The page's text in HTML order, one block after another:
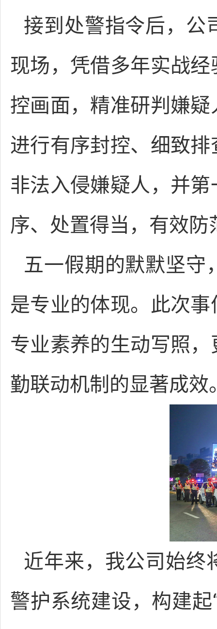
接到处警指令后，公
现场，凭借多年实战
控画面，精准研判嫌
进行有序封控、细致
非法入侵嫌疑人，并
序、处置得当，有效
五一假期的默默坚守
是专业的体现。此次
专业素养的生动写照
勤联动机制的显著成效
近年来，我公司始终
警护系统建设，构建